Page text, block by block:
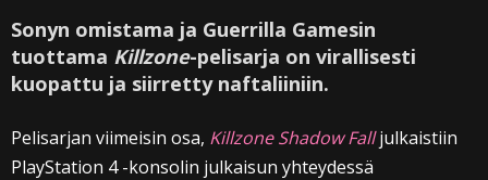
Sonyn omistama ja Guerrilla Gamesin
tuottama Killzone-pelisarja on virallisesti
kuopattu ja siirretty naftaliiniin.
Pelisarjan viimeisin osa, Killzone Shadow Falljulkaistiin
PlayStation 4 -konsolin julkaisun yhteydessä